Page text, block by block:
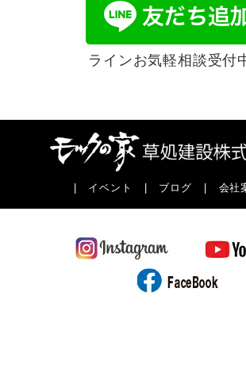
ラインお気軽相談受付
| イベント | ブログ | 会社